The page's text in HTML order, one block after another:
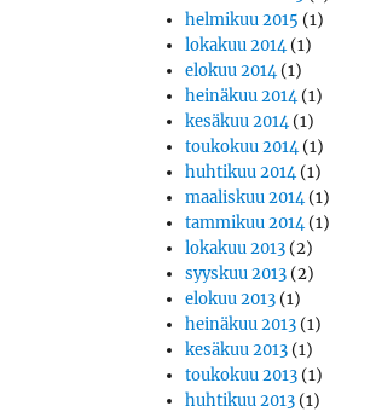
helmikuu 2015 (1)
lokakuu 2014(1)
elokuu 2014(1)
heinäkuu 2014(1)
kesäkuu 2014(1)
toukokuu 2014(1)
huhtikuu 2014(1)
maaliskuu 2014(1)
tammikuu 2014(1)
lokakuu 2013 (2)
syyskuu 2013 (2)
elokuu 2013 (1)
heinäkuu 2013 (1)
kesäkuu 2013 (1)
toukokuu 2013 (1)
huhtikuu 2013 (1)